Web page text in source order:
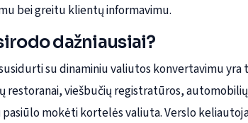
bei greitu klientų informavimu.
dažniausiai?
su dinaminiu valiutos konvertavimu
restoranai, viešbučių registratūros,
mokėti kortelės valiuta. Verslo